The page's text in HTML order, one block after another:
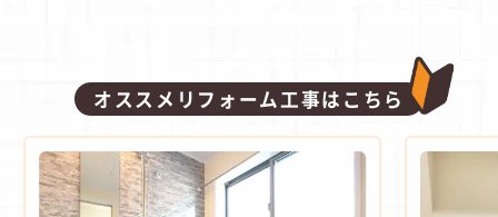
オススメリフォーム工事はこちら